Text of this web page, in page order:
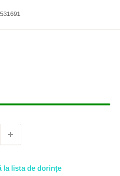
la lista de dorințe